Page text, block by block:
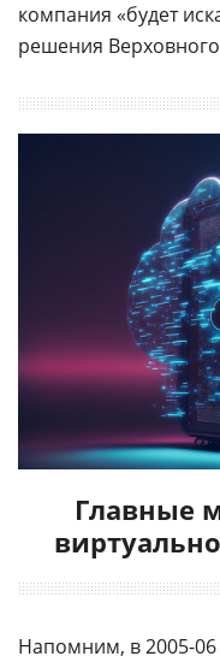
компания «будет
решения Верховного
Главные
Напомним, в 2005-